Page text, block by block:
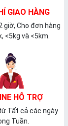
GIAO HÀNG
giờ, Cho đơn hàng
<5kg và <5km.
HỖ TRỢ
Tất cả các ngày
Tuần.